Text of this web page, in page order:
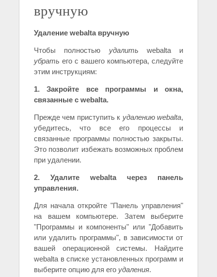
вручную
Удаление webalta вручную
Чтобы полностью удалить webalta и
убрать его с вашего компьютера, следуйте
этим инструкциям:
1. Закройте все программы и окна,
связанные с webalta.
Прежде чем приступить к удалению webalta,
убедитесь, что все его процессы и
связанные программы полностью закрыты.
Это позволит избежать возможных проблем
при удалении.
2. Удалите webalta через панель
управления.
Для начала откройте "Панель управления"
на вашем компьютере. Затем выберите
"Программы и компоненты" или "Добавить
или удалить программы", в зависимости от
вашей операционной системы. Найдите
webalta в списке установленных программ и
выберите опцию для его удаления.